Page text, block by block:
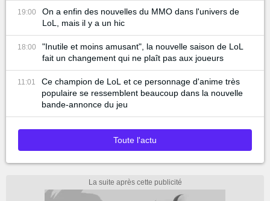
19:00
On a enfin des nouvelles du MMO dans l'univers de
LoL, mais il y a un hic
18:00
"Inutile et moins amusant", la nouvelle saison de LoL
fait un changement qui ne plaît pas aux joueurs
11:01
Ce champion de LoL et ce personnage d'anime très
populaire se ressemblent beaucoup dans la nouvelle
bande-annonce du jeu
Toute l'actu